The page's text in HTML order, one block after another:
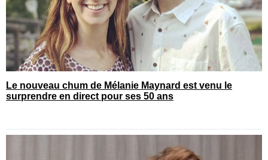
Le nouveau chum de Mélanie Maynard est venu le
surprendre en direct pour ses 50 ans